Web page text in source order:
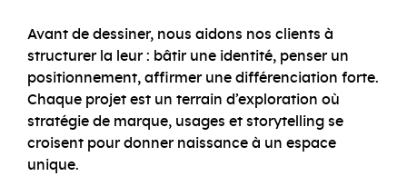
Avant de dessiner, nous aidons nos clients à
structurer la leur : bâtir une identité, penser un
positionnement, affirmer une différenciation forte.
Chaque projet est un terrain d’exploration où
stratégie de marque, usages et storytelling se
croisent pour donner naissance à un espace
unique.